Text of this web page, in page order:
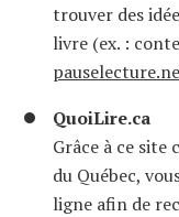
trouver des
livre (ex. :
QuoiLire.ca
Grâce à ce site
du Québec,
ligne afin de